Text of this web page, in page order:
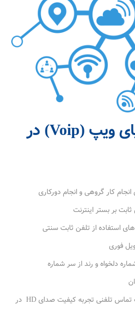
مهمترین مزایای ویپ (Voip) در
کار گروهی و انجام دورکاری
بر بستر اینترنت
از تلفن ثابت سنتی
فوری
دلخواه و رند از سر شماره
بالاترین کیفیت تماس تلفنی تجربه کیفیت صدای HD در